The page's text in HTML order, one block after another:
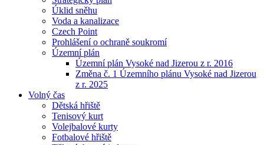
Úklid sněhu
Voda a kanalizace
Czech Point
Prohlášení o ochraně soukromí
Územní plán
Územní plán Vysoké nad Jizerou z r. 2016
Změna č. 1 Územního plánu Vysoké nad Jizerou
z r. 2025
Volný čas
Dětská hřiště
Tenisový kurt
Volejbalové kurty
Fotbalové hřiště